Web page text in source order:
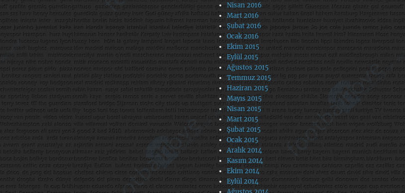
Nisan 2016
Mart 2016
Şubat 2016
Ocak 2016
Ekim 2015
Eylül 2015
Ağustos 2015
Temmuz 2015
Haziran 2015
Mayıs 2015
Nisan 2015
Mart 2015
Şubat 2015
Ocak 2015
Aralık 2014
Kasım 2014
Ekim 2014
Eylül 2014